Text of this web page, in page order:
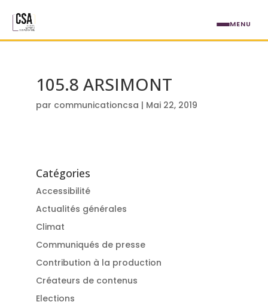
105.8 ARSIMONT
par communicationcsa | Mai 22, 2019
Catégories
Accessibilité
Actualités générales
Climat
Communiqués de presse
Contribution à la production
Créateurs de contenus
Elections
MENU